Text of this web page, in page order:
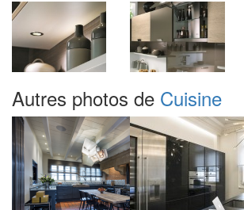
Autres photos de Cuisine